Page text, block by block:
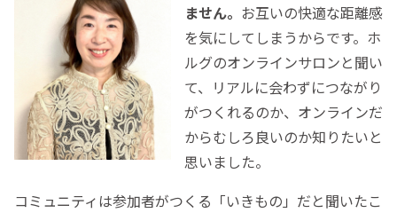
ません。 お互いの快適な距離感
を気にしてしまうからです。ホ
ルグのオンラインサロンと聞い
て、リアルに会わずにつながり
がつくれるのか、オンラインだ
からむしろ良いのか知りたいと
思いました。
コミュニティは参加者がつくる「いきもの」だと聞いたこ